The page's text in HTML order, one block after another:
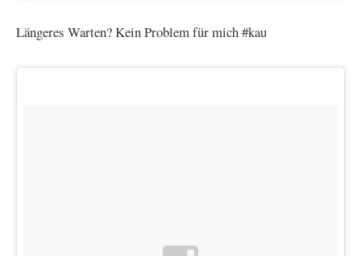
Längeres Warten? Kein Problem für mich #kau